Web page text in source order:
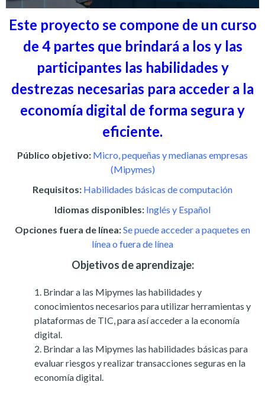
Este proyecto se compone de un curso
de 4 partes que brindará a los y las
participantes las habilidades y
destrezas necesarias para acceder a la
economía digital de forma segura y
eficiente.
Público objetivo: Micro, pequeñas y medianas empresas
(Mipymes)
Requisitos: Habilidades básicas de computación
Idiomas disponibles: Inglés y Español
Opciones fuera de línea:Se puede acceder a paquetes en
línea o fuera de línea
Objetivos de aprendizaje:
Brindar a las Mipymes las habilidades y
conocimientos necesarios para utilizar herramientas y
plataformas de TIC, para así acceder a la economía
digital.
Brindar a las Mipymes las habilidades básicas para
evaluar riesgos y realizar transacciones seguras en la
economía digital.